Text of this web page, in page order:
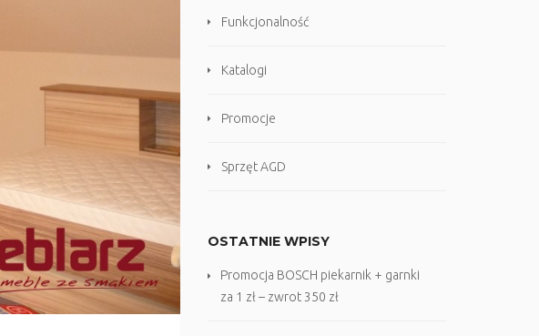
Funkcjonalność
Katalogi
Promocje
Sprzęt AGD
OSTATNIE WPISY
Promocja BOSCH piekarnik + garnki
za 1 zł – zwrot 350 zł